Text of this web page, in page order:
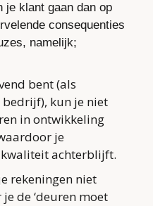
je klant gaan dan op
consequenties
namelijk;
bent (als
kun je niet
in ontwikkeling
je
achterblijft.
rekeningen niet
de ‘deuren moet